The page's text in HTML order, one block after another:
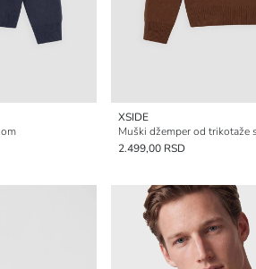
XSIDE
Muški džemper od trikotaže
2.499,00 RSD